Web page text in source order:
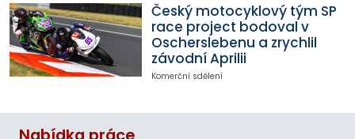
Český motocyklový tým SP
race project bodoval v
Oscherslebenu a zrychlil
závodní Aprilii
Komerční sdělení